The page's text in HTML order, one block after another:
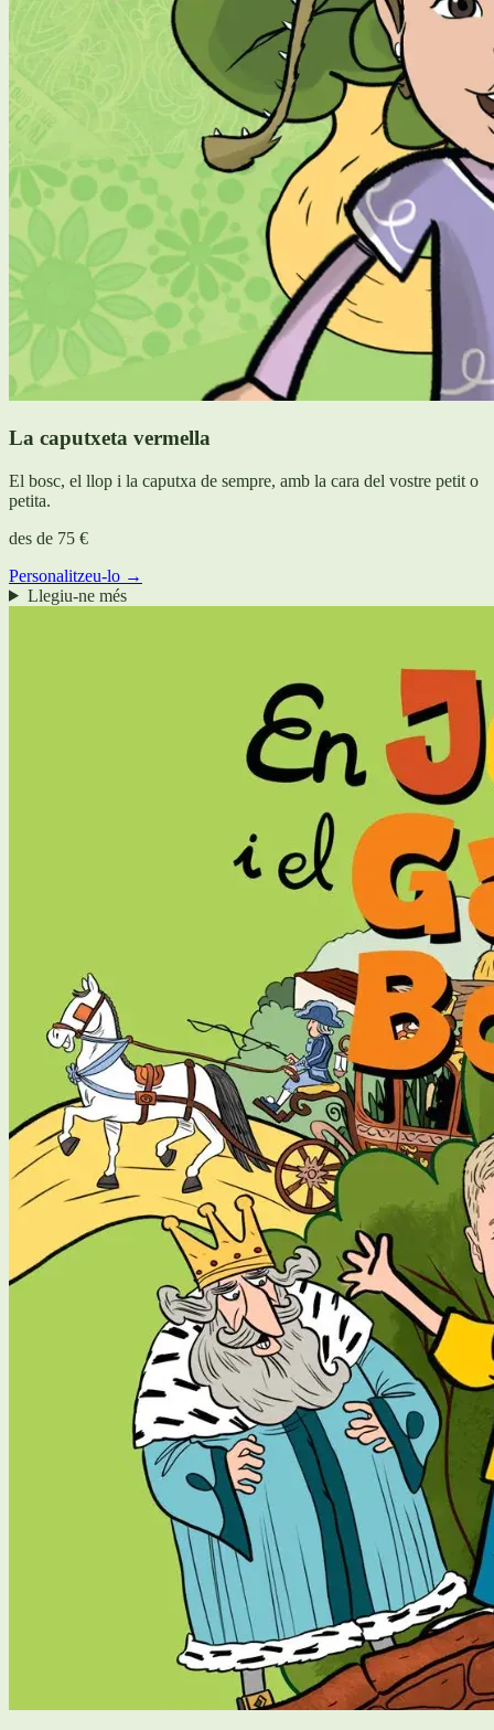
La caputxeta vermella
El bosc, el llop i la caputxa de sempre, amb la cara del vostre petit o
petita.
des de 75 €
Personalitzeu-lo →
Llegiu-ne més